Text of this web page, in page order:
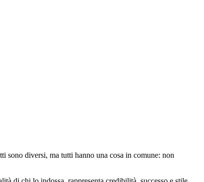
diversi, ma tutti hanno una cosa in comune: non